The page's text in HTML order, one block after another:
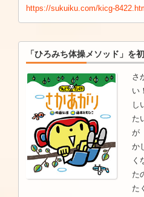
https://sukuiku.com/kicg-
「ひろみち体操メソッド」を
さ
い
し
た
が
か
く
た
た